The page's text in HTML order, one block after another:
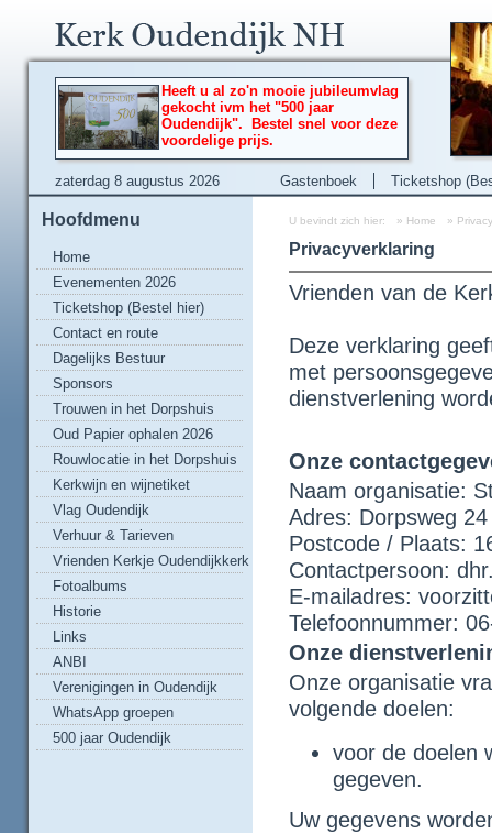
zaterdag 8 augustus 2026 Gastenboek Ticketshop
Heeft u al zo'n mooie jubileumvlag
gekocht ivm het "500 jaar
Oudendijk". Bestel snel voor deze
voordelige prijs.
Hoofdmenu
Home
Evenementen 2026
Ticketshop (Bestel hier)
Contact en route
Dagelijks Bestuur
Sponsors
Trouwen in het Dorpshuis
Oud Papier ophalen 2026
Rouwlocatie in het Dorpshuis
Kerkwijn en wijnetiket
Vlag Oudendijk
Verhuur & Tarieven
Vrienden Kerkje Oudendijkkerk
Fotoalbums
Historie
Links
ANBI
Verenigingen in Oudendijk
WhatsApp groepen
500 jaar Oudendijk
U bevindt zich hier: » Home »
Privacyverklaring
Vrienden van de
Deze verklaring
met
dienstverlening
Onze
Naam organisatie:
Adres: Dorpsweg 24
Postcode / Plaats:
Contactpersoon:
E-mailadres:
Telefoonnummer:
Onze
Onze organisatie
volgende doelen:
voor de doelen
gegeven.
Uw gegevens